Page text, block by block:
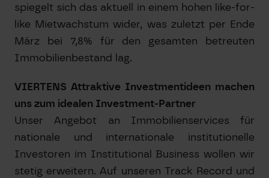
spiegelt sich das aktuell in einem hohen like-for-
like Mietwachstum wider, was zuletzt per Ende
März bei 7,8% für den gesamten betreuten
Immobilienbestand lag.
VIERTENS Attraktive Investmentideen machen
uns zum idealen Investment-Partner
Unser Angebot an Immobilienservices für
nationale und internationale institutionelle
Investoren im Institutional Business wollen wir
stetig erweitern. Auf unseren Track Record und